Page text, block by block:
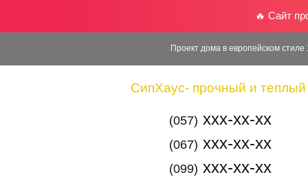
🔥 Сайт
Проект дома в европейском стиле
СипХаус- прочный и
(057) xxx-xx-xx
(067) xxx-xx-xx
(099) xxx-xx-xx